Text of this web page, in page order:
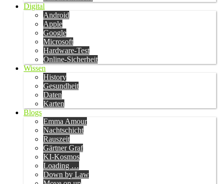
Digital
Android
Apple
Google
Microsoft
Hardware-Test
Online-Sicherheit
Wissen
History
Gesundheit
Daten
Karten
Blogs
Emma Amour
Nachtschicht
Rauszeit
Gärtner Graf
KI-Kosmos
Loading …
Down by Law